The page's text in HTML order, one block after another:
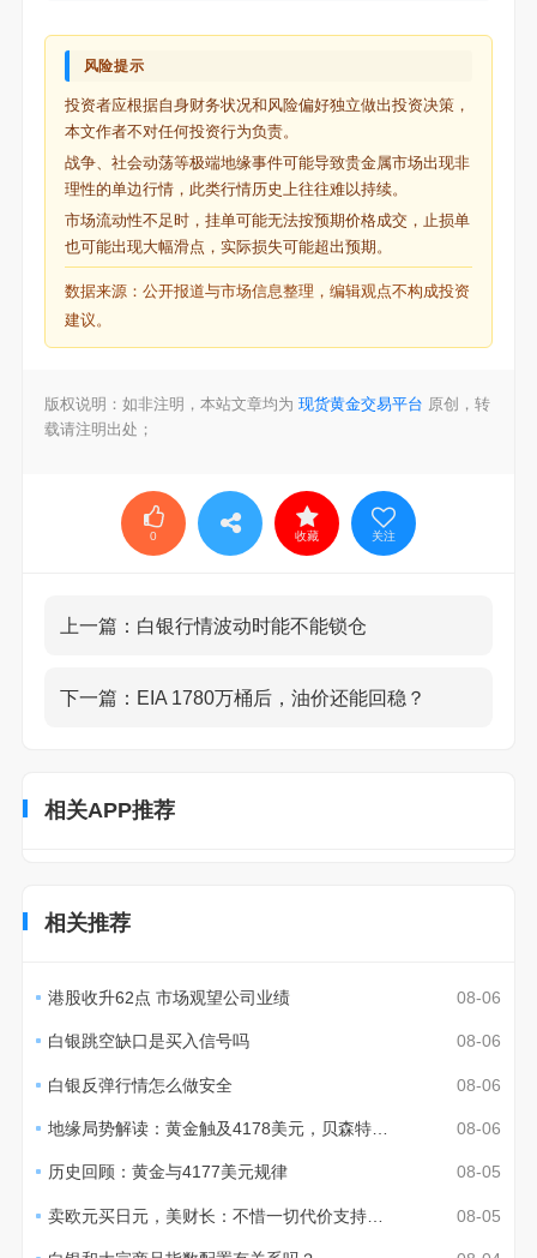
风险提示
投资者应根据自身财务状况和风险偏好独立做出投资决策，
本文作者不对任何投资行为负责。
战争、社会动荡等极端地缘事件可能导致贵金属市场出现非
理性的单边行情，此类行情历史上往往难以持续。
市场流动性不足时，挂单可能无法按预期价格成交，止损单
也可能出现大幅滑点，实际损失可能超出预期。
数据来源：公开报道与市场信息整理，编辑观点不构成投资
建议。
版权说明：如非注明，本站文章均为 现货黄金交易平台 原创，转
载请注明出处；
0 收藏 关注
上一篇： 白银行情波动时能不能锁仓
下一篇： EIA 1780万桶后，油价还能回稳？
相关APP推荐
相关推荐
08-06
港股收升62点 市场观望公司业绩
08-06
白银跳空缺口是买入信号吗
08-06
白银反弹行情怎么做安全
08-06
地缘局势解读：黄金触及4178美元，贝森特称通胀温和
08-05
历史回顾：黄金与4177美元规律
08-05
卖欧元买日元，美财长：不惜一切代价支持日本稳定汇市